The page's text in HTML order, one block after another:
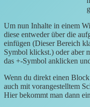
Um nun Inhalte in einem
diese entweder über die
einfügen (Dieser Bereich
Symbol klickst.) oder aber
das +-Symbol anklicken
Wenn du direkt einen
auch mit vorangestelltem
Hier bekommt man dann